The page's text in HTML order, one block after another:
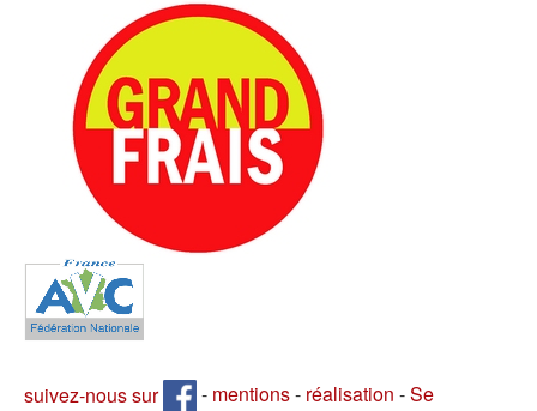
suivez-nous sur - mentions- réalisation -Se